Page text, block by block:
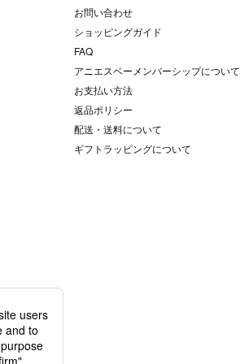
お問い合わせ
ショッピングガイド
FAQ
アニエスベーメンバーシップについて
お支払い方法
返品ポリシー
配送・送料について
ギフトラッピングについて